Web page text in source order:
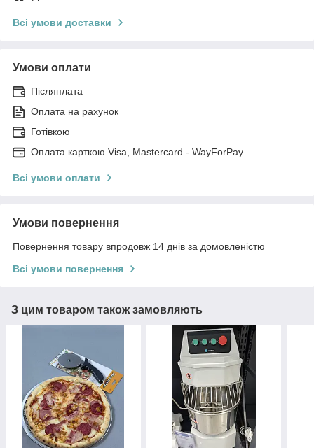
Всі умови доставки
Умови оплати
Післяплата
Оплата на рахунок
Готівкою
Оплата карткою Visa, Mastercard - WayForPay
Всі умови оплати
Умови повернення
Повернення товару впродовж 14 днів за домовленістю
Всі умови повернення
З цим товаром також замовляють